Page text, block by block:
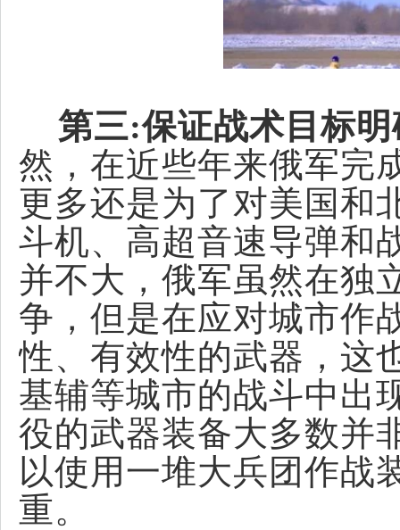
第三:保证战术目标明
然，在近些年来俄军完
更多还是为了对美国和
斗机、高超音速导弹和
并不大，俄军虽然在独
争，但是在应对城市作
性、有效性的武器，这
基辅等城市的战斗中出
役的武器装备大多数并
以使用一堆大兵团作战
重。